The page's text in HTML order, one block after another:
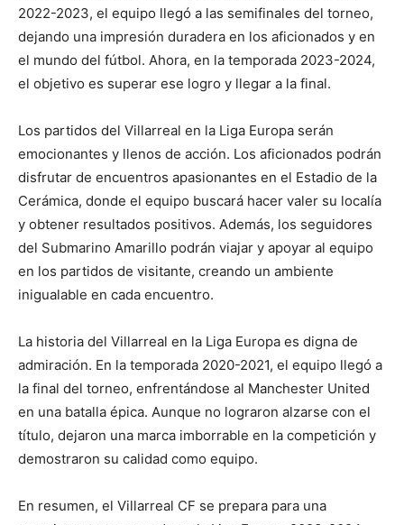
2022-2023, el equipo llegó a las semifinales del torneo,
dejando una impresión duradera en los aficionados y en
el mundo del fútbol. Ahora, en la temporada 2023-2024,
el objetivo es superar ese logro y llegar a la final.
Los partidos del Villarreal en la Liga Europa serán
emocionantes y llenos de acción. Los aficionados podrán
disfrutar de encuentros apasionantes en el Estadio de la
Cerámica, donde el equipo buscará hacer valer su localía
y obtener resultados positivos. Además, los seguidores
del Submarino Amarillo podrán viajar y apoyar al equipo
en los partidos de visitante, creando un ambiente
inigualable en cada encuentro.
La historia del Villarreal en la Liga Europa es digna de
admiración. En la temporada 2020-2021, el equipo llegó a
la final del torneo, enfrentándose al Manchester United
en una batalla épica. Aunque no lograron alzarse con el
título, dejaron una marca imborrable en la competición y
demostraron su calidad como equipo.
En resumen, el Villarreal CF se prepara para una